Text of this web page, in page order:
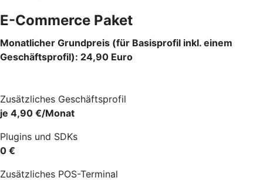
E-Commerce Paket
Monatlicher Grundpreis (für Basisprofil inkl. einem
Geschäftsprofil): 24,90 Euro
Zusätzliches Geschäftsprofil
je 4,90 €/Monat
Plugins und SDKs
0 €
Zusätzliches POS-Terminal